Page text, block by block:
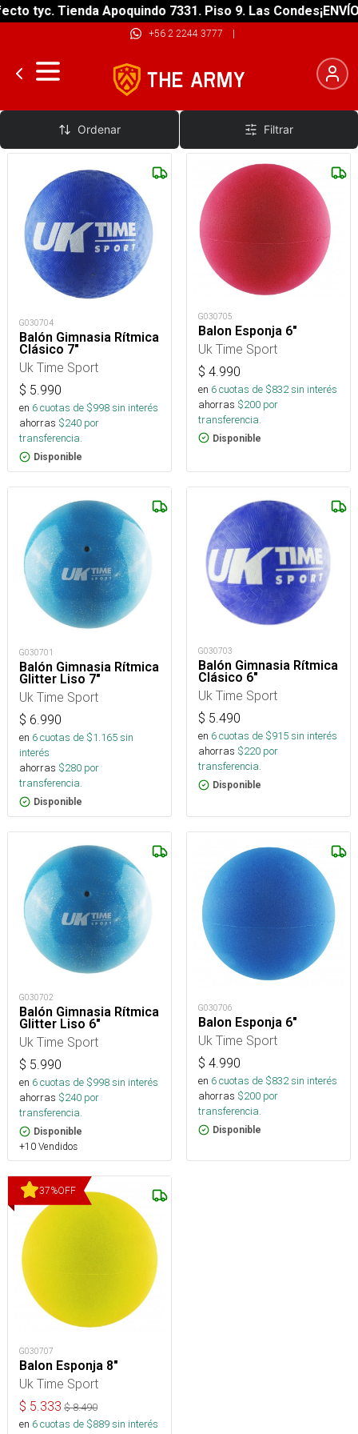
tyc. Tienda Apoquindo 7331. Piso 9. Las Condes
+56 2 2244 3777 |
Balones
Ordenar Filtrar
G030704
Balón Gimnasia Rítmica
Clásico 7"
Uk Time Sport
$ 5.990
en 6cuotas de $998sin interés
ahorras $240 por
transferencia.
Disponible
G030705
Balon Esponja 6"
Uk Time Sport
$ 4.990
en 6cuotas de $832sin interés
ahorras $200 por
transferencia.
Disponible
G030701
Balón Gimnasia Rítmica
Glitter Liso 7"
Uk Time Sport
$ 6.990
en 6cuotas de $1.165sin
interés
ahorras $280 por
transferencia.
Disponible
G030703
Balón Gimnasia Rítmica
Clásico 6"
Uk Time Sport
$ 5.490
en 6cuotas de $915sin interés
ahorras $220 por
transferencia.
Disponible
G030702
Balón Gimnasia Rítmica
Glitter Liso 6"
Uk Time Sport
$ 5.990
en 6cuotas de $998sin interés
ahorras $240 por
transferencia.
Disponible
+10 Vendidos
G030706
Balon Esponja 6"
Uk Time Sport
$ 4.990
en 6cuotas de $832sin interés
ahorras $200 por
transferencia.
Disponible
37%OFF
G030707
Balon Esponja 8"
Uk Time Sport
$ 5.333 $8.490
en 6cuotas de $889sin interés